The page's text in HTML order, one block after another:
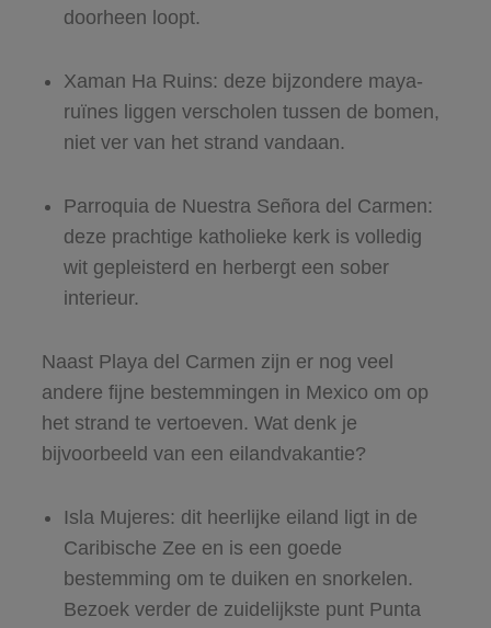
doorheen loopt.
Xaman Ha Ruins: deze bijzondere maya-
ruïnes liggen verscholen tussen de bomen,
niet ver van het strand vandaan.
Parroquia de Nuestra Señora del Carmen:
deze prachtige katholieke kerk is volledig
wit gepleisterd en herbergt een sober
interieur.
Naast Playa del Carmen zijn er nog veel
andere fijne bestemmingen in Mexico om op
het strand te vertoeven. Wat denk je
bijvoorbeeld van een eilandvakantie?
Isla Mujeres: dit heerlijke eiland ligt in de
Caribische Zee en is een goede
bestemming om te duiken en snorkelen.
Bezoek verder de zuidelijkste punt Punta